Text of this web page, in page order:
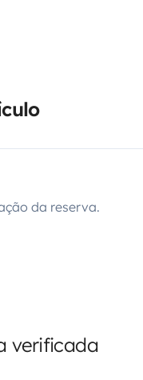
da reserva.
verificada